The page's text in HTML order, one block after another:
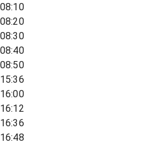
08:10
08:20
08:30
08:40
08:50
15:36
16:00
16:12
16:36
16:48